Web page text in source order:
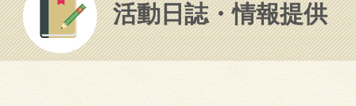
活動日誌・情報提供